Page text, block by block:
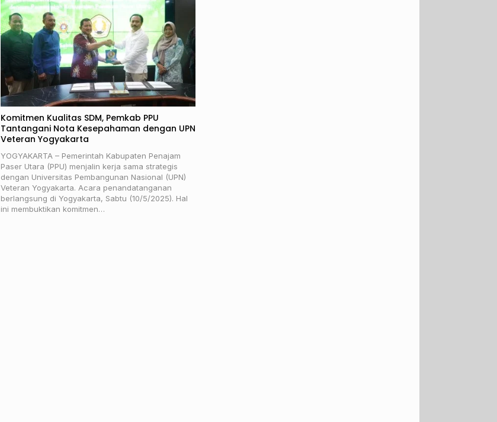
Komitmen Kualitas SDM, Pemkab PPU
Tantangani Nota Kesepahaman dengan UPN
Veteran Yogyakarta
YOGYAKARTA – Pemerintah Kabupaten Penajam
Paser Utara (PPU) menjalin kerja sama strategis
dengan Universitas Pembangunan Nasional (UPN)
Veteran Yogyakarta. Acara penandatanganan
berlangsung di Yogyakarta, Sabtu (10/5/2025). Hal
ini membuktikan komitmen…